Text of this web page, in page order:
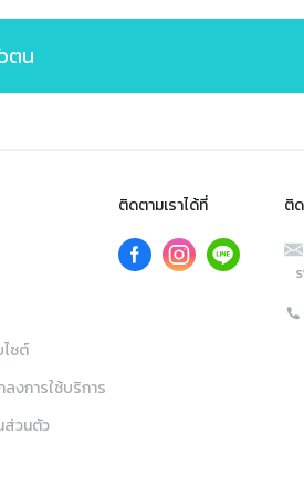
ตน
ไซต์
งการใช้บริการ
ส่วนตัว
ติดตามเราได้ที่ ติ